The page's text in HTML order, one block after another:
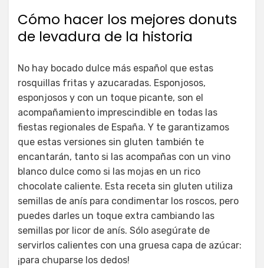
Cómo hacer los mejores donuts
de levadura de la historia
No hay bocado dulce más español que estas
rosquillas fritas y azucaradas. Esponjosos,
esponjosos y con un toque picante, son el
acompañamiento imprescindible en todas las
fiestas regionales de España. Y te garantizamos
que estas versiones sin gluten también te
encantarán, tanto si las acompañas con un vino
blanco dulce como si las mojas en un rico
chocolate caliente. Esta receta sin gluten utiliza
semillas de anís para condimentar los roscos, pero
puedes darles un toque extra cambiando las
semillas por licor de anís. Sólo asegúrate de
servirlos calientes con una gruesa capa de azúcar:
¡para chuparse los dedos!